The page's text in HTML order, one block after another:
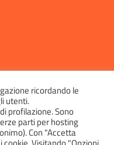
ricordando le
utenti.
profilazione. Sono
parti per hosting
Con "Accetta